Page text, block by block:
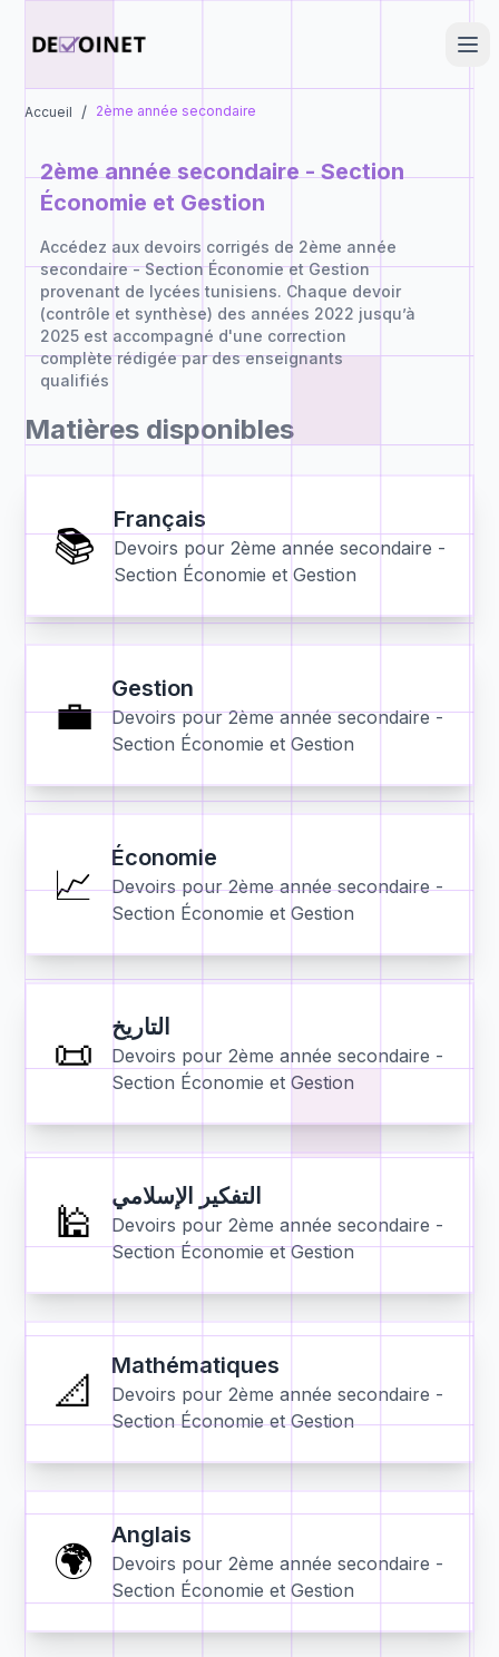
Accueil / 2ème année secondaire
2ème année secondaire - Section
Économie et Gestion
Accédez aux devoirs corrigés de 2ème année
secondaire - Section Économie et Gestion
provenant de lycées tunisiens. Chaque devoir
(contrôle et synthèse) des années 2022 jusqu’à
2025 est accompagné d'une correction
complète rédigée par des enseignants
qualifiés
Matières disponibles
📚
Français
Devoirs pour 2ème année secondaire -
Section Économie et Gestion
💼
Gestion
Devoirs pour2ème année secondaire -
Section Économie et Gestion
📈
Économie
Devoirs pour2ème année secondaire -
Section Économie et Gestion
📜
التاريخ
Devoirs pour 2ème année secondaire -
Section Économie et Gestion
🕌
التفكير الإسلامي
Devoirs pour 2ème année secondaire -
Section Économie et Gestion
📐
Mathématiques
Devoirs pour 2ème année secondaire -
Section Économie et Gestion
🌍
Anglais
Devoirs pour 2ème année secondaire -
Section Économie et Gestion